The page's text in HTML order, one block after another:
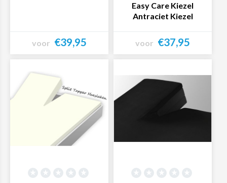
voor €39,95
Easy Care Kiezel
Antraciet Kiezel
voor €37,95